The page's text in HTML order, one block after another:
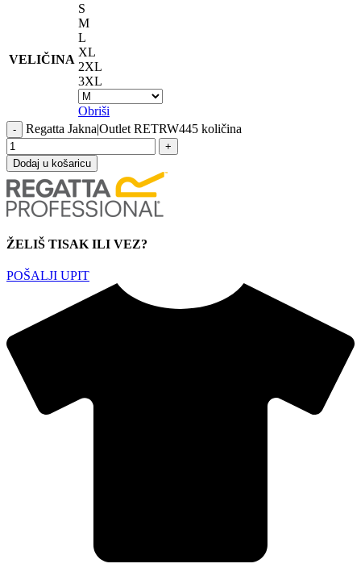
VELIČINA
S
M
L
XL
2XL
3XL
Obriši
Regatta Jakna|Outlet RETRW445 količina
Dodaj u košaricu
ŽELIŠ TISAK ILI VEZ?
POŠALJI UPIT